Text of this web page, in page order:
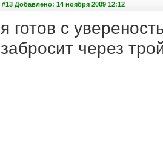
#13 Добавлено: 14 ноября 2009 12:12
я готов с
забросит через